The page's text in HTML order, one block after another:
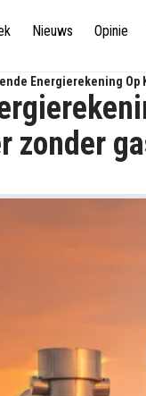
Nieuws Opinie
Energierekening Op
zonder